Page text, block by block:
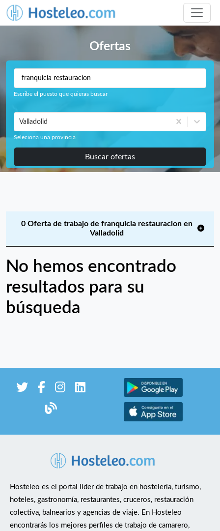
Ofertas
Escribe el puesto que quieras buscar
Valladolid
Seleciona una provincia
Buscar ofertas
0 Oferta de trabajo de franquicia restauracion en
Valladolid
No hemos encontrado
resultados para su
búsqueda
Hosteleo es el portal líder de trabajo en hostelería, turismo,
hoteles, gastronomía, restaurantes, cruceros, restauración
colectiva, balnearios y agencias de viaje. En Hosteleo
encontrarás los mejores perfiles de trabajo de camarero,